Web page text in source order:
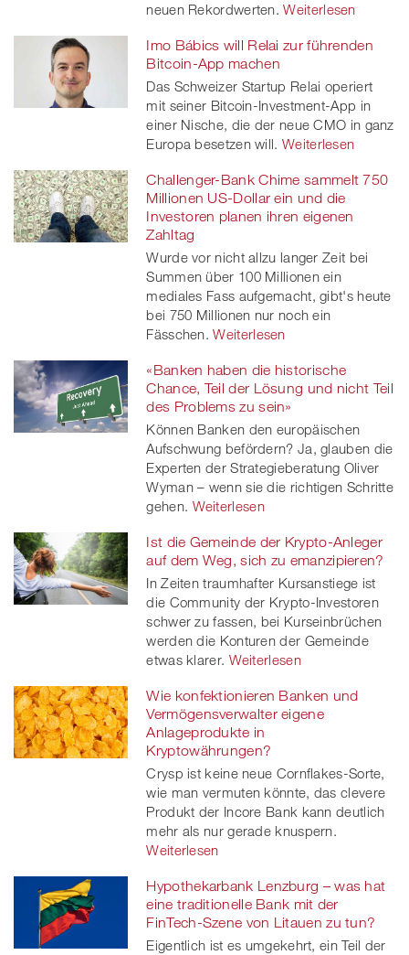
neuen Rekordwerten. Weiterlesen
Imo Bábics will Relai zur führenden
Bitcoin-App machen
Das Schweizer Startup Relai operiert
mit seiner Bitcoin-Investment-App in
einer Nische, die der neue CMO in ganz
Europa besetzen will. Weiterlesen
Challenger-Bank Chime sammelt 750
Millionen US-Dollar ein und die
Investoren planen ihren eigenen
Zahltag
Wurde vor nicht allzu langer Zeit bei
Summen über 100 Millionen ein
mediales Fass aufgemacht, gibt's heute
bei 750 Millionen nur noch ein
Fässchen. Weiterlesen
«Banken haben die historische
Chance, Teil der Lösung und nicht Teil
des Problems zu sein»
Können Banken den europäischen
Aufschwung befördern? Ja, glauben die
Experten der Strategieberatung Oliver
Wyman – wenn sie die richtigen Schritte
gehen. Weiterlesen
Ist die Gemeinde der Krypto-Anleger
auf dem Weg, sich zu emanzipieren?
In Zeiten traumhafter Kursanstiege ist
die Community der Krypto-Investoren
schwer zu fassen, bei Kurseinbrüchen
werden die Konturen der Gemeinde
etwas klarer. Weiterlesen
Wie konfektionieren Banken und
Vermögensverwalter eigene
Anlageprodukte in
Kryptowährungen?
Crysp ist keine neue Cornflakes-Sorte,
wie man vermuten könnte, das clevere
Produkt der Incore Bank kann deutlich
mehr als nur gerade knuspern.
Weiterlesen
Hypothekarbank Lenzburg – was hat
eine traditionelle Bank mit der
FinTech-Szene von Litauen zu tun?
Eigentlich ist es umgekehrt, ein Teil der